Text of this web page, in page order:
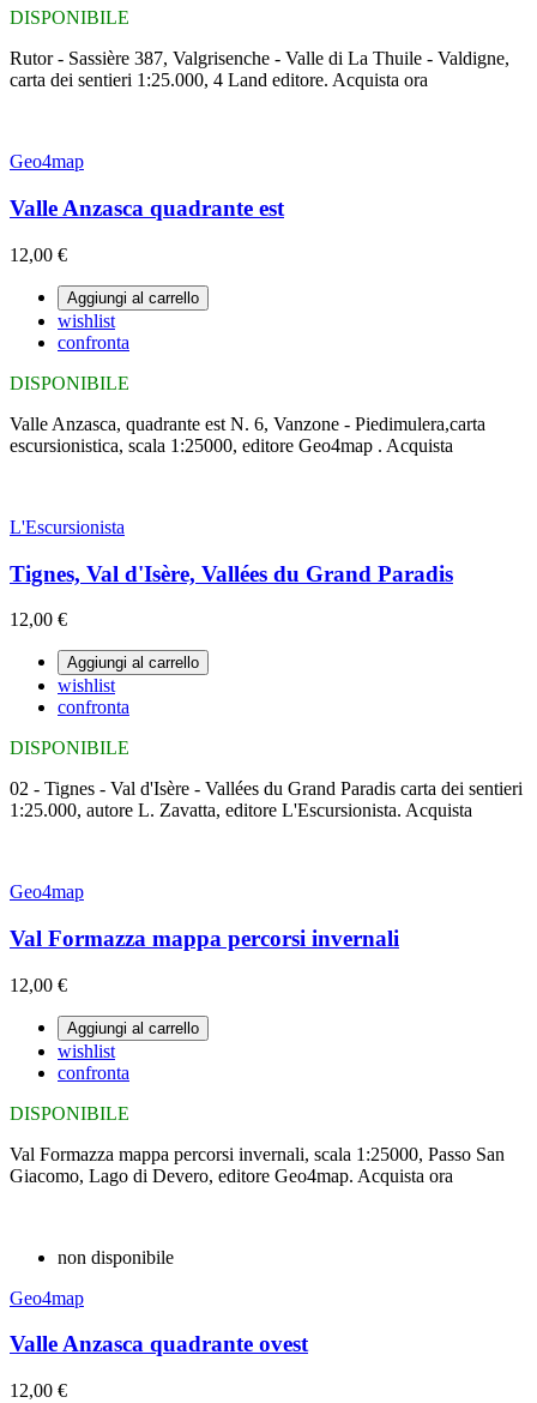
DISPONIBILE
Rutor - Sassière 387, Valgrisenche - Valle di La Thuile - Valdigne,
carta dei sentieri 1:25.000, 4 Land editore. Acquista ora
Geo4map
Valle Anzasca quadrante est
12,00 €
Aggiungi al carrello
wishlist
confronta
DISPONIBILE
Valle Anzasca, quadrante est N. 6, Vanzone - Piedimulera,carta
escursionistica, scala 1:25000, editore Geo4map . Acquista
L'Escursionista
Tignes, Val d'Isère, Vallées du Grand Paradis
12,00 €
Aggiungi al carrello
wishlist
confronta
DISPONIBILE
02 - Tignes - Val d'Isère - Vallées du Grand Paradis carta dei sentieri
1:25.000, autore L. Zavatta, editore L'Escursionista. Acquista
Geo4map
Val Formazza mappa percorsi invernali
12,00 €
Aggiungi al carrello
wishlist
confronta
DISPONIBILE
Val Formazza mappa percorsi invernali, scala 1:25000, Passo San
Giacomo, Lago di Devero, editore Geo4map. Acquista ora
non disponibile
Geo4map
Valle Anzasca quadrante ovest
12,00 €